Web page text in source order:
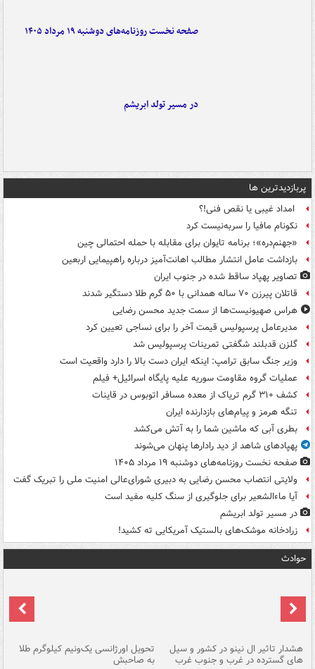
صفحه نخست روزنامه‌های دوشنبه ۱۹ مرداد ۱۴۰۵
در مسیر تولد ابریشم
پربازدیدترین ها
امداد غیبی یا نقص فنی!؟
نکونام مافیا را سربه‌نیست کرد
«جهنم‌دره»؛ برنامه تایوان برای مقابله با حمله احتمالی چین
بازداشت عامل انتشار مطالب اهانت‌آمیز درباره راهپیمایی اربعین
تصاویر پهپاد ساقط شده در جنوب ایران
قاتلان پیرزن ۷۰ ساله همدانی با ۵۰ گرم طلا دستگیر شدند
هراس صهیونیست‌ها از سمت جدید محسن رضایی
مدیرعامل پرسپولیس قیمت آخر را برای نساجی تعیین کرد
گلزن قدبلند شگفتی تمرینات پرسپولیس شد
وزیر جنگ سابق ترامپ: اینکه ایران دست بالا را دارد واقعیت است
عملیات گروه مقاومت سوریه علیه پایگاه اسرائیل+ فیلم
کشف ۳۱۰ گرم تریاک از معده مسافر اتوبوس در قاینات
تنگه هرمز و پیام‌های بازدارنده ایران
بطری آبی که ماشین شما را به آتش می‌کشد
پهپادهای شاهد از دید رادارها پنهان می‌شوند
صفحه نخست روزنامه‌های دوشنبه ۱۹ مرداد ۱۴۰۵
ولایتی انتصاب محسن رضایی به دبیری شورای‌عالی امنیت ملی را تبریک گفت
آیا ماءالشعیر برای جلوگیری از سنگ کلیه مفید است
در مسیر تولد ابریشم
زرادخانه موشک‌های بالستیک آمریکایی ته کشید!
حوادث
هشدار تاثیر ال نینو در کشور و سیل
های گسترده در غرب و جنوب غرب
تحویل اورژانسی یک‌ونیم کیلوگرم طلا
به صاحبش